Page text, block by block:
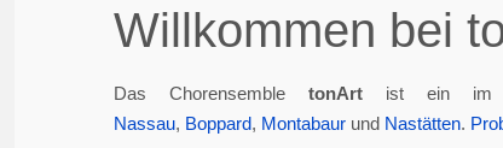
Willkommen bei
Das ChorensembletonArt ist ein im
Nassau, Boppard, Montabaur und Nastätten.